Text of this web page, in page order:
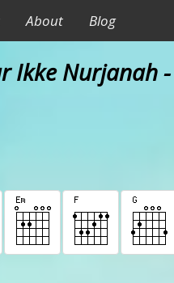
About Blog
Ikke Nurjanah